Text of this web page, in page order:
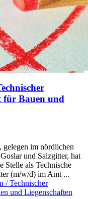
Bauen und
gelegen im nördlichen
und Salzgitter, hat
Stelle als Technische
(m/w/d) im Amt ...
/ Technischer
und Liegenschaften